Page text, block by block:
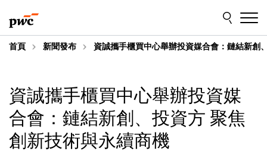
to
content
to
footer
首頁 新聞發布 資誠攜手櫃買中心舉辦投資媒合會：鏈結新創
資誠攜手櫃買中心舉辦投資媒
合會：鏈結新創、投資方 聚焦
創新技術與永續商機